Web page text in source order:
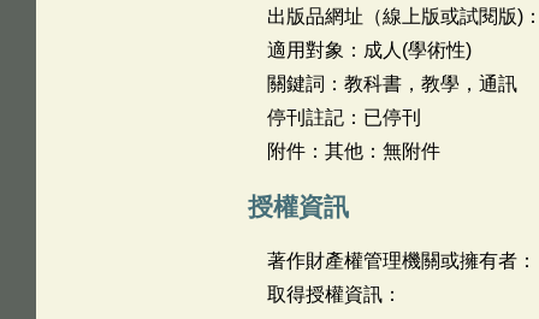
出版品網址（線上版或試閱版)
適用對象：成人(學術性)
關鍵詞：教科書，教學，通訊
停刊註記：已停刊
附件：其他：無附件
授權資訊
著作財產權管理機關或擁有者：
取得授權資訊：